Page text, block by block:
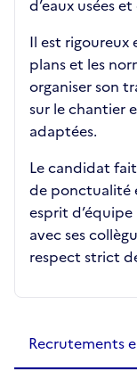
d’eaux usées
Il est rigoureux
plans et les
organiser son
sur le chantier
adaptées.
Le candidat
de ponctualité
esprit
avec ses
respect strict
Recrutements